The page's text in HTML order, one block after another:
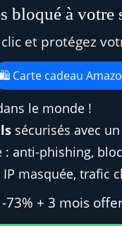
bloqué à votre
et protégez
🛍️ Carte cadeau
le monde !
sécurisés avec
: anti-phishing,
masquée, trafic
+ 3 mois